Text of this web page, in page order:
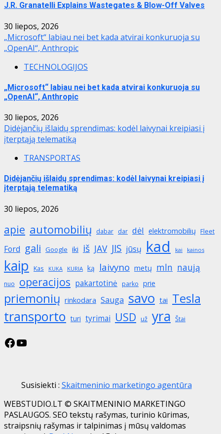
J.R. Granatelli Explains Wastegates & Blow-Off Valves
30 liepos, 2026
„Microsoft“ labiau nei bet kada atvirai konkuruoja su
„OpenAI“, Anthropic
TECHNOLOGIJOS
„Microsoft“ labiau nei bet kada atvirai konkuruoja su
„OpenAI“, Anthropic
30 liepos, 2026
Didėjančių išlaidų sprendimas: kodėl laivynai kreipiasi į
įterptąją telematiką
TRANSPORTAS
Didėjančių išlaidų sprendimas: kodėl laivynai kreipiasi į
įterptąją telematiką
30 liepos, 2026
apie automobilių dabar dar dėl elektromobilių Fleet
Ford gali Google iki iš JAV JIS jūsų kad kai kainos
kaip Kas KUKA KURIA ką laivyno metų mln naują
nuo operacijos pakartotinė parko prie
priemonių rinkodara Sauga savo tai Tesla
transporto turi tyrimai USD už yra Štai
Facebook
YouTube
Susisiekti : Skaitmeninio marketingo agentūra
WEBSTUDIO.LT © SKAITMENINIO MARKETINGO
PASLAUGOS. SEO tekstų rašymas, turinio kūrimas,
straipsnių rašymas ir talpinimas į mūsų valdomas